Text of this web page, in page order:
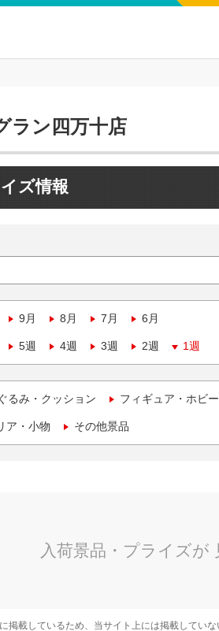
ラン四万十店
ズ情報
9月 8月 7月 6月
5週 4週 3週 2週 1週
るみ・クッション フィギュア・ホビー
ア・小物 その他景品